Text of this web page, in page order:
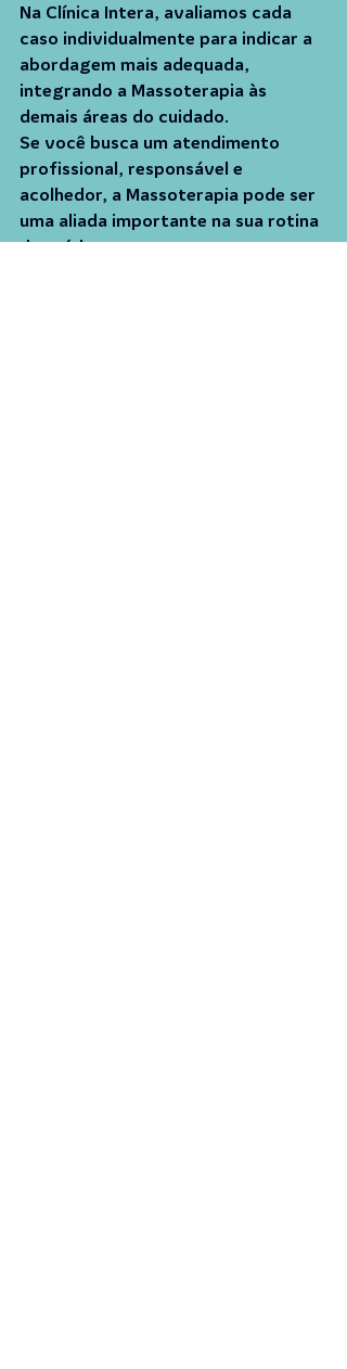
Na Clínica Intera, avaliamos cada
caso individualmente para indicar a
abordagem mais adequada,
integrando a Massoterapia às
demais áreas do cuidado.
Se você busca um atendimento
profissional, responsável e
acolhedor, a Massoterapia pode ser
uma aliada importante na sua rotina
de saúde.